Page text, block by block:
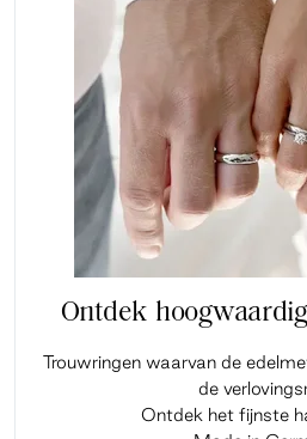
Ontdek
Trouwringen waarvan de
de
Ontdek het fijnste